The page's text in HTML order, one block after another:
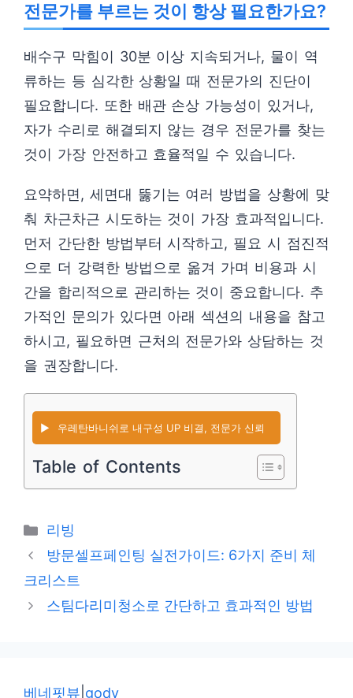
전문가를 부르는 것이 항상 필요한가요?
배수구 막힘이 30분 이상 지속되거나, 물이 역
류하는 등 심각한 상황일 때 전문가의 진단이
필요합니다. 또한 배관 손상 가능성이 있거나,
자가 수리로 해결되지 않는 경우 전문가를 찾는
것이 가장 안전하고 효율적일 수 있습니다.
요약하면, 세면대 뚫기는 여러 방법을 상황에 맞
춰 차근차근 시도하는 것이 가장 효과적입니다.
먼저 간단한 방법부터 시작하고, 필요 시 점진적
으로 더 강력한 방법으로 옮겨 가며 비용과 시
간을 합리적으로 관리하는 것이 중요합니다. 추
가적인 문의가 있다면 아래 섹션의 내용을 참고
하시고, 필요하면 근처의 전문가와 상담하는 것
을 권장합니다.
▶️ 우레탄바니쉬로 내구성 UP 비결, 전문가 신뢰
Table of Contents
카
테
고
리
리빙
방문셀프페인팅 실전가이드: 6가지 준비 체
크리스트
스팀다리미청소로 간단하고 효과적인 방법
베네핏뷰 gody